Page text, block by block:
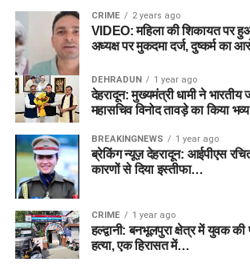
CRIME 2 years ago
VIDEO: महिला की शिकायत पर
अध्यक्ष पर मुकदमा दर्ज, दुष्कर्म का
DEHRADUN 1 year ago
देहरादून: मुख्यमंत्री धामी ने भारतीय
महासचिव विनोद तावड़े का किया
BREAKINGNEWS 1 year ago
ब्रेकिंग न्यूज़ देहरादून: आईपीएस
कारणों से दिया इस्तीफा…
CRIME 1 year ago
हल्द्वानी: बनभूलपुरा क्षेत्र में युवक
हत्या, एक हिरासत में…